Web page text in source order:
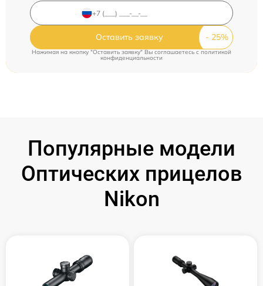
Оставить заявку
Нажимая на кнопку "Оставить заявку" Вы соглашаетесь c политикой
конфиденциальности
Популярные модели
Оптических прицелов
Nikon